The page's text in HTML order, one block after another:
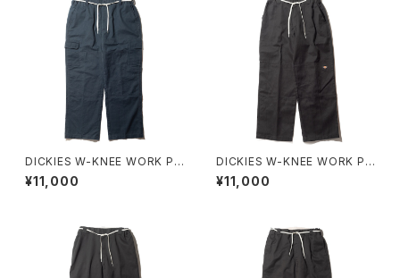
DICKIES W-KNEE WORK PA
NT NBD CUSTOM A
¥11,000
DICKIES W-KNEE WORK PA
NT NBD CUSTOM C
¥11,000